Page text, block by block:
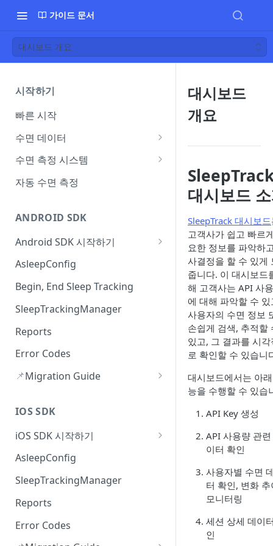
가이드 문서
대시보드 개요
시작하기
빠른 시작
수면 데이터
플랜별 제공 데이터
수면 측정 시스템
수면 측정 환경 가이드
자동 수면 측정
ANDROID SDK
Android SDK 시작하기
Version History
AsleepConfig
Begin, End Sleep Tracking
SleepTrackingManager
Reports
Error Codes
📌Migration Guide
(v3.2.1)
수면 측정 중 에러 수신(v3.2.0)
IOS SDK
iOS SDK 시작하기
Version History
AsleepConfig
SleepTrackingManager
Reports
Error Codes
대시보드
개요
대시보드
SleepTrack 대시보드
고객사가 쉽고 빠르
요한 정보를 파악하
사결정을 할 수 있게
줍니다. 이 대시보드
해 고객사는 API 사
에 대해 파악할 수 있
사용자의 수면 정보
손쉽게 검색, 추적할
있고, 그 결과를 시
로 확인할 수 있습니
대시보드에서는 아
능을 수행할 수 있습
API Key 생성
API 사용량 관
이터 확인
사용자별 수면
터 확인, 변화 추
모니터링
세션 상세 데이
인